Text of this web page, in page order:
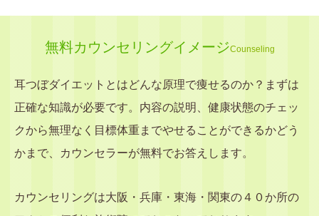
無料カウンセリングイメージCounseling
耳つぼダイエットとはどんな原理で痩せるのか？まずは
正確な知識が必要です。内容の説明、健康状態のチェッ
クから無理なく目標体重までやせることができるかどう
かまで、カウンセラーが無料でお答えします。
カウンセリングは大阪・兵庫・東海・関東の４０か所の